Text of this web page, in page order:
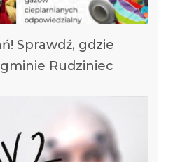
Sprawdź, gdzie
Rudziniec